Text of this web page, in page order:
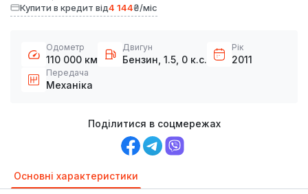
Купити в кредит від4 144₴/міс
Одометр
110 000 км
Двигун
Бензин, 1.5, 0 к.с.
Рік
2011
Передача
Механіка
Поділитися в соцмережах
Основні характеристики